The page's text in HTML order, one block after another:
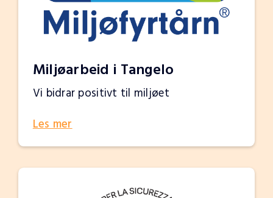
Miljøarbeid i Tangelo
Vi bidrar positivt til miljøet
Les mer